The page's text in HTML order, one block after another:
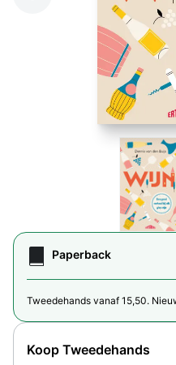
Paperback
Tweedehands vanaf 15,50.
Koop Tweedehands